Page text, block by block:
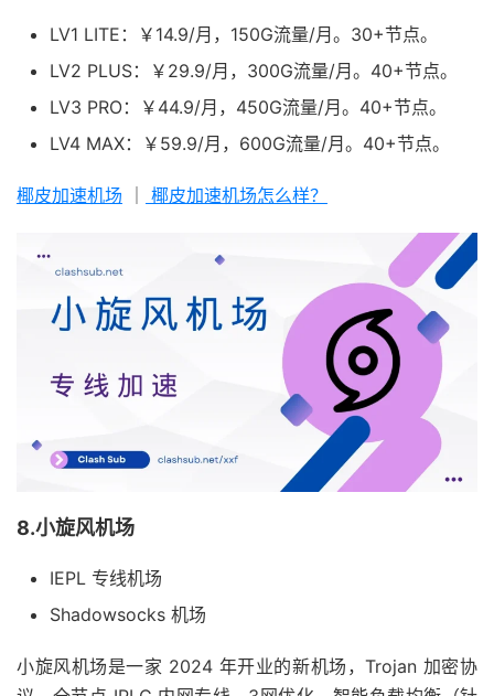
LV1 LITE：￥14.9/月，150G流量/月。30+节点。
LV2 PLUS：￥29.9/月，300G流量/月。40+节点。
LV3 PRO：￥44.9/月，450G流量/月。40+节点。
LV4 MAX：￥59.9/月，600G流量/月。40+节点。
椰皮加速机场 椰皮加速机场怎么样？
8.小旋风机场
IEPL 专线机场
Shadowsocks 机场
小旋风机场是一家 2024 年开业的新机场，Trojan 加密协